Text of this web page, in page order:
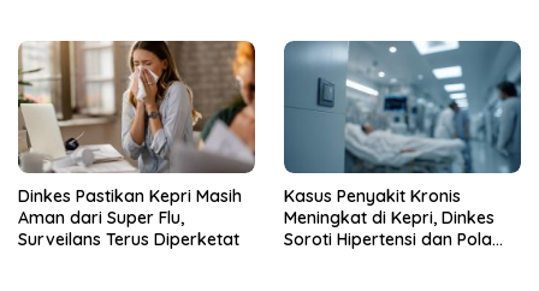
Dinkes Pastikan Kepri Masih
Aman dari Super Flu,
Surveilans Terus Diperketat
Kasus Penyakit Kronis
Meningkat di Kepri, Dinkes
Soroti Hipertensi dan Pola